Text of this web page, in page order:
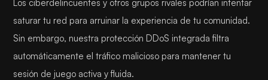
Los ciberdelincuentes y otros grupos rivales podrían intentar
saturar tu red para arruinar la experiencia de tu comunidad.
Sin embargo, nuestra protección DDoS integrada filtra
automáticamente el tráfico malicioso para mantener tu
sesión de juego activa y fluida.